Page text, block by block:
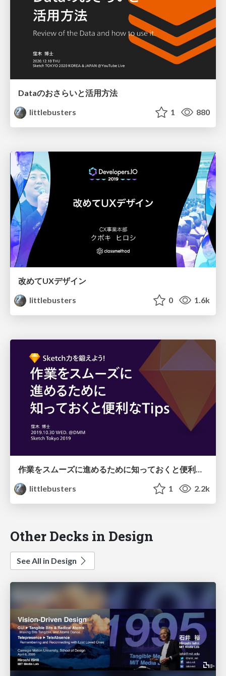
Dataのおさらいと活用方法
littlebusters
1 880
改めてUXデザイン
littlebusters
0 1.6k
作業をスムーズに進めるために知っておくと便利なTips
littlebusters
1 2.2k
Other Decks in Design
See All in Design